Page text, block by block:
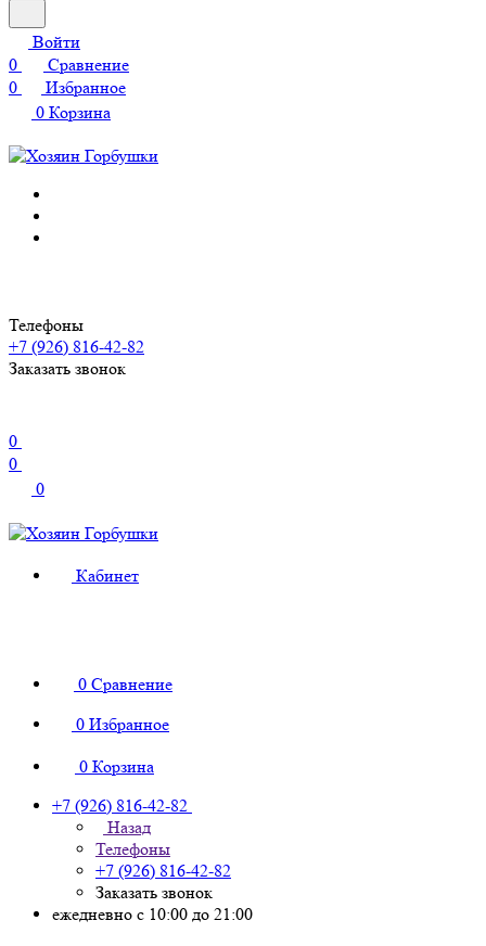
Войти
0
Сравнение
0
Избранное
0 Корзина
Телефоны
+7 (926) 816-42-82
Заказать звонок
0
0
0
Кабинет
0 Сравнение
0 Избранное
0 Корзина
+7 (926) 816-42-82
Назад
Телефоны
+7 (926) 816-42-82
Заказать звонок
ежедневно с 10:00 до 21:00